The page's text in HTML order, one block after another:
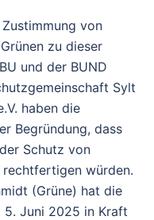
von
zu dieser
und der BUND
Sylt
haben die
Begründung, dass
Schutz von
würden.
(Grüne) hat die
5. Juni 2025 in Kraft